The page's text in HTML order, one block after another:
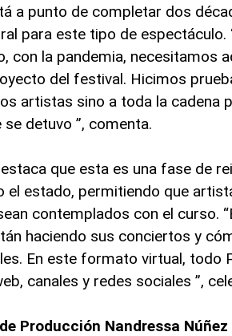
a punto de completar dos
para este tipo de espectáculo.
con la pandemia, necesitamos
del festival. Hicimos
artistas sino a toda la cadena
detuvo ”, comenta.
que esta es una fase de
el estado, permitiendo que
contemplados con el curso.
haciendo sus conciertos y
En este formato virtual, todo
canales y redes sociales ”,
Producción Nandressa Núñez